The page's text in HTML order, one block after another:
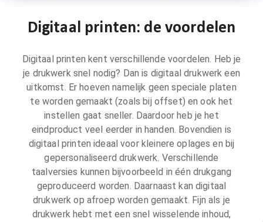
Digitaal printen: de voordelen
Digitaal printen kent verschillende voordelen. Heb je
je drukwerk snel nodig? Dan is digitaal drukwerk een
uitkomst. Er hoeven namelijk geen speciale platen
te worden gemaakt (zoals bij offset) en ook het
instellen gaat sneller. Daardoor heb je het
eindproduct veel eerder in handen. Bovendien is
digitaal printen ideaal voor kleinere oplages en bij
gepersonaliseerd drukwerk. Verschillende
taalversies kunnen bijvoorbeeld in één drukgang
geproduceerd worden. Daarnaast kan digitaal
drukwerk op afroep worden gemaakt. Fijn als je
drukwerk hebt met een snel wisselende inhoud,